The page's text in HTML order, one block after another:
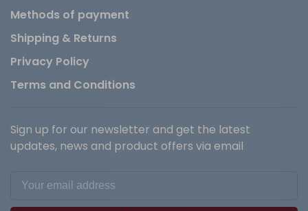
Methods of payment
Shipping & Returns
Privacy Policy
Terms and Conditions
Sign up for our newsletter and get the latest
updates, news and product offers via email